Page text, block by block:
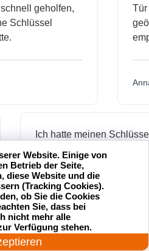
mir schnell geholfen,
Schlüssel
Ich hatte meinen Schlüssel
verloren und der
Schlüsseldienst war innerhalb
von 20 Minuten da, um mir zu
helfen. Toller Service!
Maria L.
Website. Einige von
Betrieb der Seite,
diese Website und die
(Tracking Cookies).
ob Sie die Cookies
Sie, dass bei
nicht mehr alle
Verfügung stehen.